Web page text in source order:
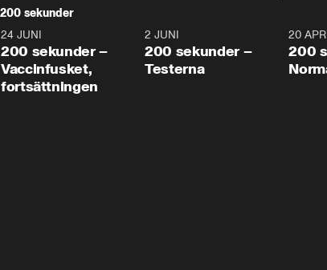
200 sekunder
5:00
24 JUNI
200 sekunder –
Vaccinfusket,
fortsättningen
4:23
2 JUNI
200 sekunder –
Testerna
20
200